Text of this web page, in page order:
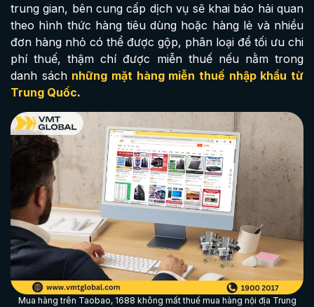
trung gian, bên cung cấp dịch vụ sẽ khai báo hải quan
theo hình thức hàng tiêu dùng hoặc hàng lẻ và nhiều
đơn hàng nhỏ có thể được gộp, phân loại để tối ưu chi
phí thuế, thậm chí được miễn thuế nếu nằm trong
danh sách những mặt hàng miễn thuế nhập khẩu từ
Trung Quốc.
Mua hàng trên Taobao, 1688 không mất thuế mua hàng nội địa Trung